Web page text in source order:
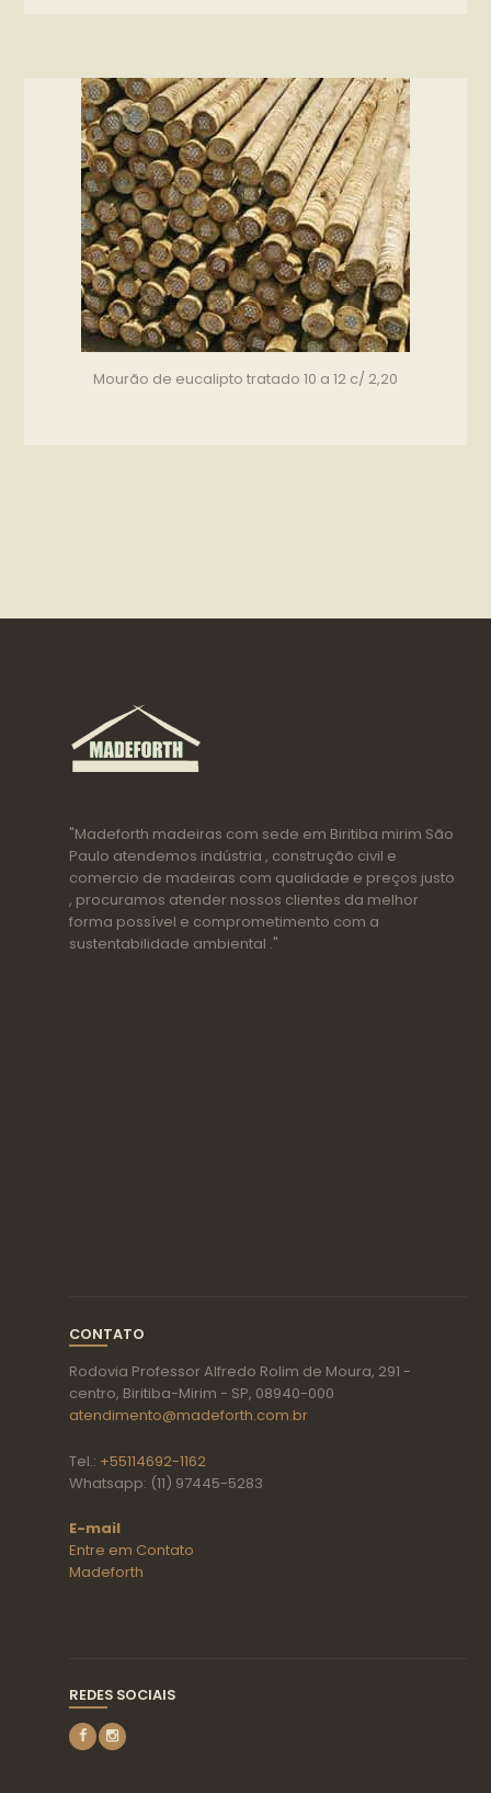
Mourão de eucalipto tratado 10 a 12 c/ 2,20
"Madeforth madeiras com sede em Biritiba mirim São
Paulo atendemos indústria , construção civil e
comercio de madeiras com qualidade e preços justo
, procuramos atender nossos clientes da melhor
forma possível e comprometimento com a
sustentabilidade ambiental ."
CONTATO
Rodovia Professor Alfredo Rolim de Moura, 291 -
centro, Biritiba-Mirim - SP, 08940-000
atendimento@madeforth.com.br
Tel.: +55114692-1162
Whatsapp: (11) 97445-5283
E-mail
Entre em Contato
Madeforth
REDES SOCIAIS